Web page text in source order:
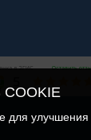
улучшения